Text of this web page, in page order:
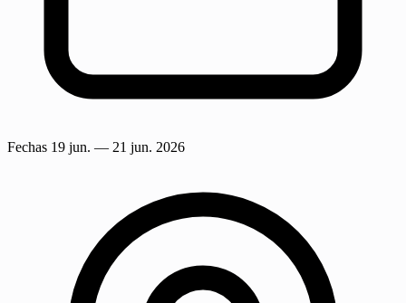
Fechas 19 jun. — 21 jun. 2026